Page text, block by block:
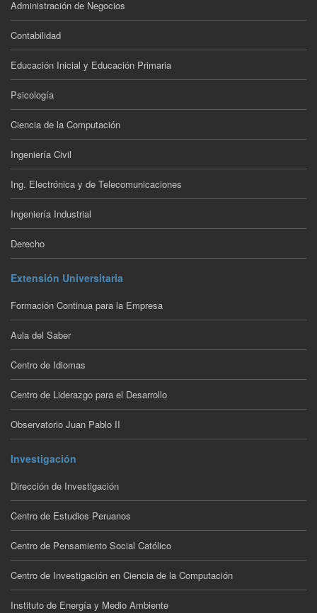
Administración de Negocios
Contabilidad
Educación Inicial y Educación Primaria
Psicología
Ciencia de la Computación
Ingeniería Civil
Ing. Electrónica y de Telecomunicaciones
Ingeniería Industrial
Derecho
Extensión Universitaria
Formación Continua para la Empresa
Aula del Saber
Centro de Idiomas
Centro de Liderazgo para el Desarrollo
Observatorio Juan Pablo II
Investigación
Dirección de Investigación
Centro de Estudios Peruanos
Centro de Pensamiento Social Católico
Centro de Investigación en Ciencia de la Computación
Instituto de Energía y Medio Ambiente